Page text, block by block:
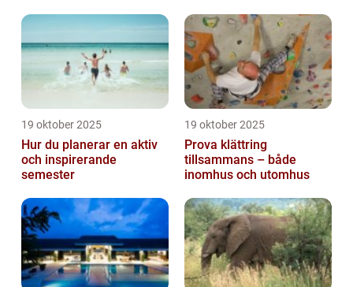
19 oktober 2025
Hur du planerar en aktiv
och inspirerande
semester
19 oktober 2025
Prova klättring
tillsammans – både
inomhus och utomhus